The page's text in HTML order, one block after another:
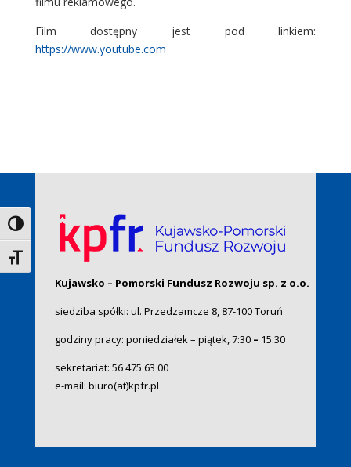
Toggle High Contrast
Toggle Font size
Film dostępny jest pod linkiem:
https://www.youtube.com
Kujawsko – Pomorski Fundusz Rozwoju sp. z o.o.
siedziba spółki: ul. Przedzamcze 8, 87-100 Toruń
godziny pracy: poniedziałek – piątek, 7:30– 15:30
sekretariat: 56 475 63 00
e-mail: biuro(at)kpfr.pl